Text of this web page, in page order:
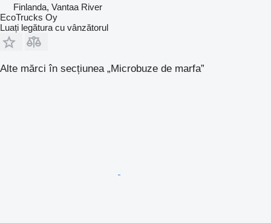
Finlanda, Vantaa River
EcoTrucks Oy
Luați legătura cu vânzătorul
Alte mărci în secțiunea „Microbuze de marfa”